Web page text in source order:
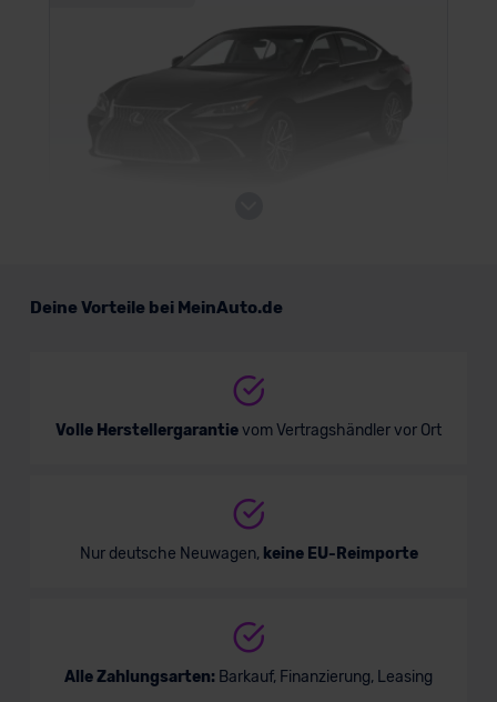
Deine Vorteile bei MeinAuto.de
Volle Herstellergarantievom Vertragshändler vor Ort
Nur deutsche Neuwagen, keine EU-Reimporte
Alle Zahlungsarten: Barkauf, Finanzierung, Leasing